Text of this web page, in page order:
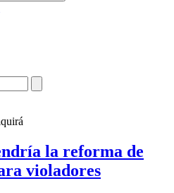
la reforma de
violadores